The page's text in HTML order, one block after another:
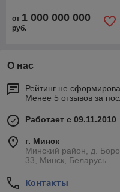
от 1 000 000 000
руб.
О нас
Рейтинг не
Менее 5 отзывов за
Работает с 09.11.2010
г. Минск
Минский район, д.
33, Минск, Беларусь
Контакты